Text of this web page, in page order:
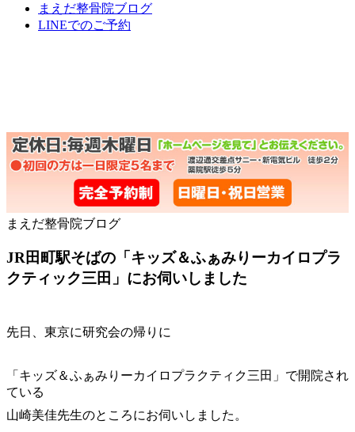
まえだ整骨院ブログ
LINEでのご予約
まえだ整骨院ブログ
JR田町駅そばの「キッズ＆ふぁみりーカイロプラ
クティック三田」にお伺いしました
先日、東京に研究会の帰りに
「キッズ＆ふぁみりーカイロプラクティク三田」で開院され
ている
山崎美佳先生のところにお伺いしました。